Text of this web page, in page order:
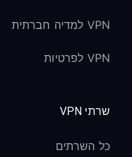
VPN למדיה חברתית
VPN לפרטיות
שרתי VPN
כל השרתים